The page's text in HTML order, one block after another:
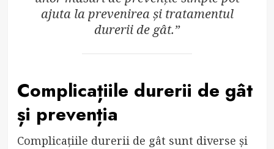
ajuta la prevenirea și tratamentul
durerii de gât.”
Complicațiile durerii de gât
și prevenția
Complicațiile durerii de gât sunt diverse și